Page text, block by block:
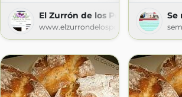
Se
El Zurrón de los Postres
www.elzurrondelospostres.com